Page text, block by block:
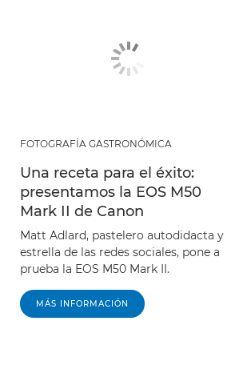
FOTOGRAFÍA GASTRONÓMICA
Una receta para el éxito:
presentamos la EOS M50
Mark II de Canon
Matt Adlard, pastelero autodidacta y
estrella de las redes sociales, pone a
prueba la EOS M50 Mark II.
MÁS INFORMACIÓN